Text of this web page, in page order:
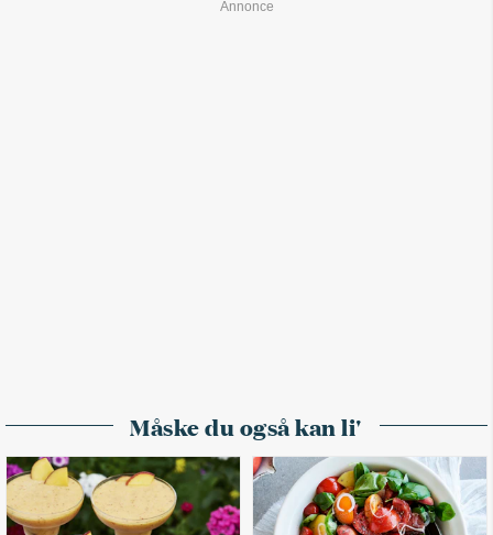
Måske du også kan li'